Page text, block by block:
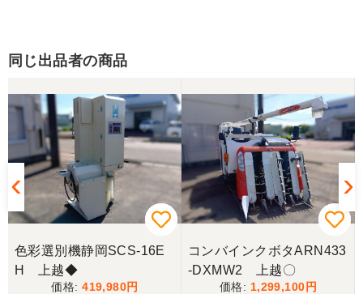
同じ出品者の商品
色彩選別機静岡SCS-16E
H 上越◆
419,980
コンバインクボタARN433
-DXMW2 上越〇
1,299,100